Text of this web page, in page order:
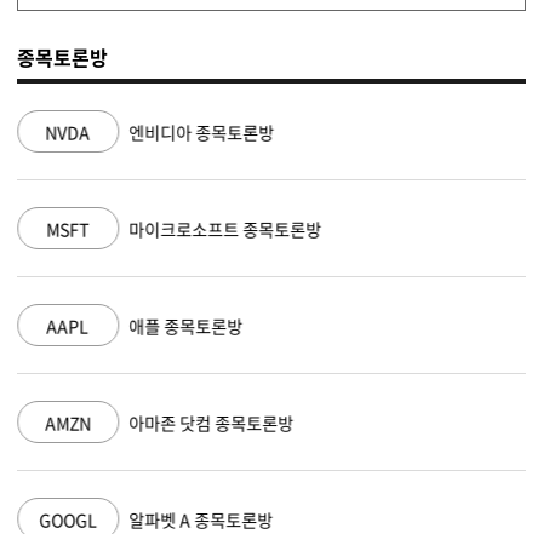
종목토론방
NVDA 엔비디아 종목토론방
MSFT 마이크로소프트 종목토론방
AAPL 애플 종목토론방
AMZN 아마존 닷컴 종목토론방
GOOGL 알파벳 A 종목토론방